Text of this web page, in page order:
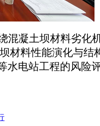
凝土坝材料劣化
材料性能演化与
电站工程的风险